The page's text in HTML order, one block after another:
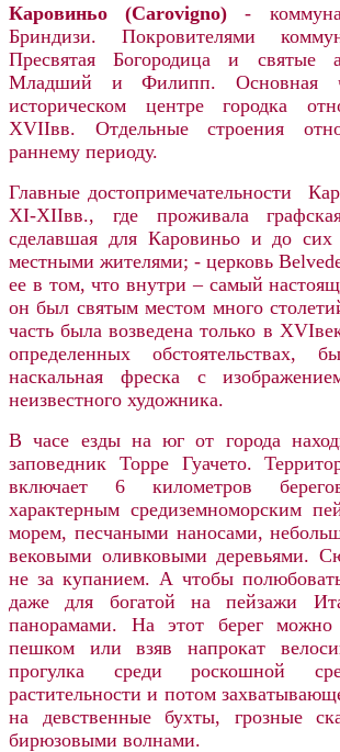
Каровиньо (Carovigno) -
Бриндизи. Покровителями
Пресвятая Богородица и святые
Младший и Филипп. Основная
историческом центре городка
XVIIвв. Отдельные строения
раннему периоду.
Главные достопримечательности
XI-XIIвв., где проживала
сделавшая для Каровиньо и до сих
местными жителями; - церковь
ее в том, что внутри – самый
он был святым местом много
часть была возведена только в
определенных обстоятельствах,
наскальная фреска с
неизвестного художника.
В часе езды на юг от города
заповедник Торре Гуачето.
включает 6 километров
характерным средиземноморским
морем, песчаными наносами,
вековыми оливковыми деревьями.
не за купанием. А чтобы
даже для богатой на пейзажи
панорамами. На этот берег можно
пешком или взяв напрокат
прогулка среди роскошной
растительности и потом
на девственные бухты, грозные
бирюзовыми волнами.